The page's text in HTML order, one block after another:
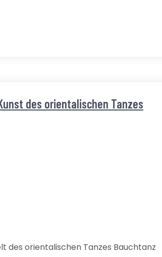
des orientalischen Tanzes
des orientalischen Tanzes Bauchtanz